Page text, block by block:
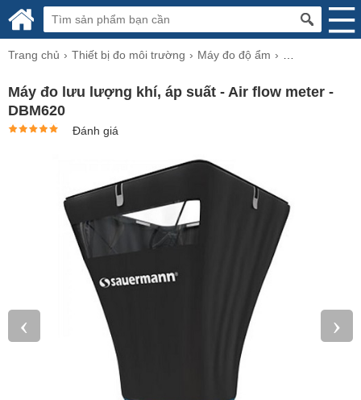
Trang chủ Thiết bị đo môi trường Máy đo độ ẩm
Máy đo lưu lượng khí, áp suất - Air flow meter -
DBM620
Đánh giá
‹ ›